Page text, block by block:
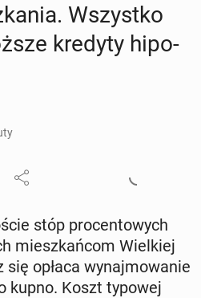
Wszyst­ko
kredyty hi­po­
stóp pro­cen­to­wych
miesz­kań­com Wiel­kiej
opłaca wy­naj­mo­wa­nie
kupno. Koszt typowej